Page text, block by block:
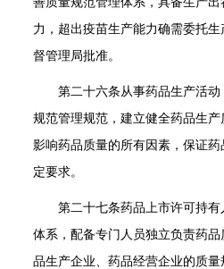
力，超出疫苗生产能力确需委托
督管理局批准。
第二十六条从事药品生产活
规范管理规范，建立健全药品生
影响药品质量的所有因素，保证
定要求。
第二十七条药品上市许可持
体系，配备专门人员独立负责药
品生产企业、药品经营企业的质